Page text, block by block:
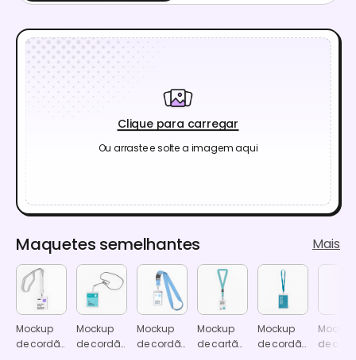
Clique para carregar
Ou arraste e solte a imagem aqui
Maquetes semelhantes Mais
Mockup
de cordão
Mockup
de cordão
Mockup
de cordão
Mockup
de cartão
Mockup
de cordão
Mockup
de